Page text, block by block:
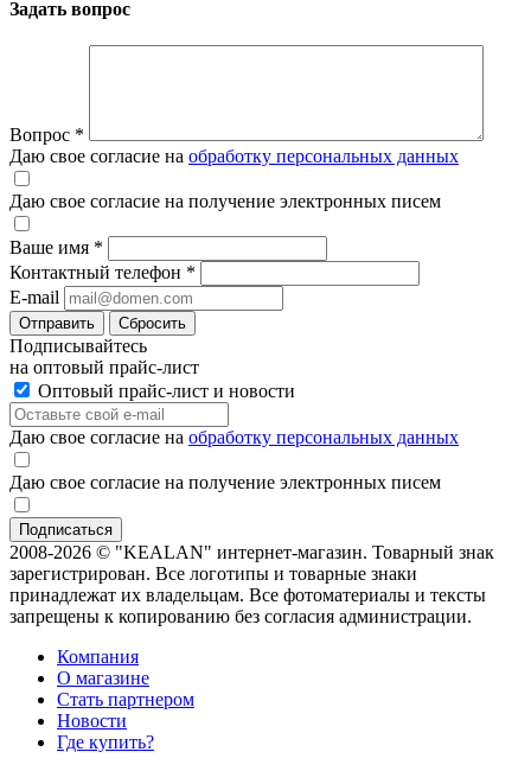
Задать вопрос
Вопрос *
Даю свое согласие на обработку персональных данных
Даю свое согласие на получение электронных писем
Ваше имя *
Контактный телефон *
E-mail
Отправить Сбросить
Подписывайтесь
на оптовый прайс-лист
Оптовый прайс-лист и новости
Даю свое согласие на обработку персональных данных
Даю свое согласие на получение электронных писем
2008-2026 © "KEALAN" интернет-магазин. Товарный знак
зарегистрирован. Все логотипы и товарные знаки
принадлежат их владельцам. Все фотоматериалы и тексты
запрещены к копированию без согласия администрации.
Компания
О магазине
Стать партнером
Новости
Где купить?